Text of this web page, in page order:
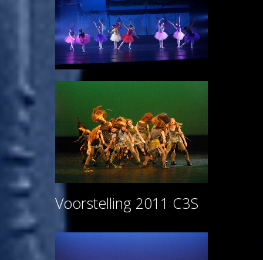
Voorstelling 2011 C3S